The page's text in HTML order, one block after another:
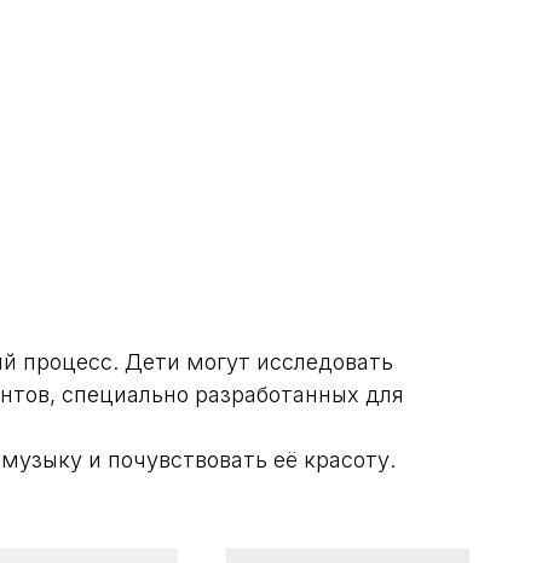
процесс. Дети могут исследовать
специально разработанных для
и почувствовать её красоту.